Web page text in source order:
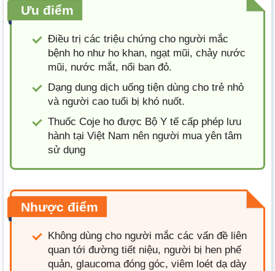
Ưu điểm
Điều trị các triệu chứng cho người mắc
bệnh ho như ho khan, ngạt mũi, chảy nước
mũi, nước mắt, nổi ban đỏ.
Dạng dung dịch uống tiện dùng cho trẻ nhỏ
và người cao tuổi bị khó nuốt.
Thuốc Coje ho được Bộ Y tế cấp phép lưu
hành tại Việt Nam nên người mua yên tâm
sử dụng
Nhược điểm
Không dùng cho người mắc các vấn đề liên
quan tới đường tiết niệu, người bị hen phế
quản, glaucoma đóng góc, viêm loét dạ dày